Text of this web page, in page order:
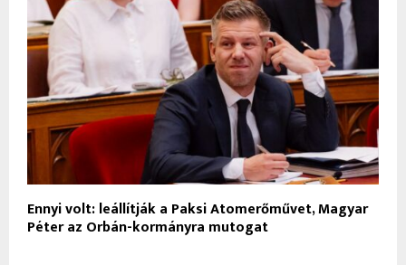
Ennyi volt: leállítják a Paksi Atomerőművet, Magyar
Péter az Orbán-kormányra mutogat